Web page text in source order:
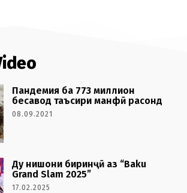
Пандемия ба 773 миллион
бесавод таъсири манфӣ расонд
08.09.2021
Ду нишони биринҷӣ аз “Baku
Grand Slam 2025”
17.02.2025